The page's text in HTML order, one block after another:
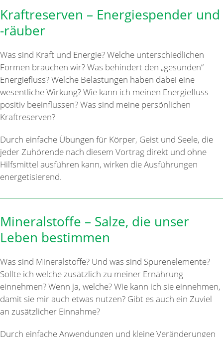
Kraftreserven – Energiespender und
-räuber
Was sind Kraft und Energie? Welche unterschiedlichen
Formen brauchen wir? Was behindert den „gesunden“
Energiefluss? Welche Belastungen haben dabei eine
wesentliche Wirkung? Wie kann ich meinen Energiefluss
positiv beeinflussen? Was sind meine persönlichen
Kraftreserven?
Durch einfache Übungen für Körper, Geist und Seele, die
jeder Zuhörende nach diesem Vortrag direkt und ohne
Hilfsmittel ausführen kann, wirken die Ausführungen
energetisierend.
Mineralstoffe – Salze, die unser
Leben bestimmen
Was sind Mineralstoffe? Und was sind Spurenelemente?
Sollte ich welche zusätzlich zu meiner Ernährung
einnehmen? Wenn ja, welche? Wie kann ich sie einnehmen,
damit sie mir auch etwas nutzen? Gibt es auch ein Zuviel
an zusätzlicher Einnahme?
Durch einfache Anwendungen und kleine Veränderungen